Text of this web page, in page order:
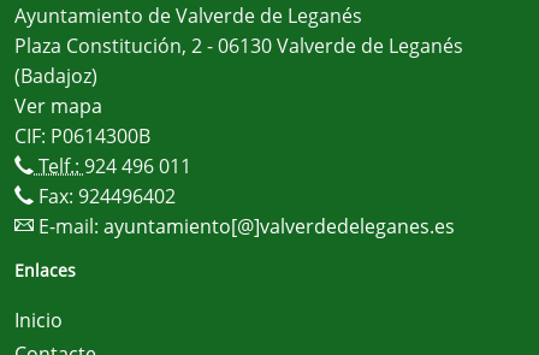
Ayuntamiento de Valverde de Leganés
Plaza Constitución, 2 - 06130 Valverde de Leganés
(Badajoz)
Ver mapa
CIF: P0614300B
Telf.: 924 496 011
Fax: 924496402
E-mail: ayuntamiento[@]valverdedeleganes.es
Enlaces
Inicio